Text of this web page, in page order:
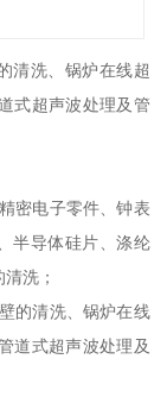
清洗、锅炉在线超
式超声波处理及管
密电子零件、钟表
半导体硅片、涤纶
洗；
的清洗、锅炉在线
道式超声波处理及